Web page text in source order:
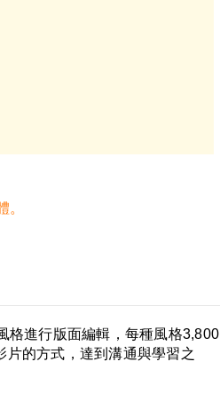
格進行版面編輯，每種風格3,800
的方式，達到溝通與學習之